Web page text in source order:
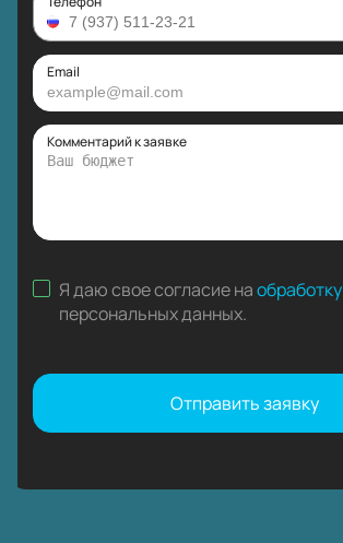
Email
Комментарий к заявке
Я даю свое согласие наобработку
персональных данных.
Отправить заявку